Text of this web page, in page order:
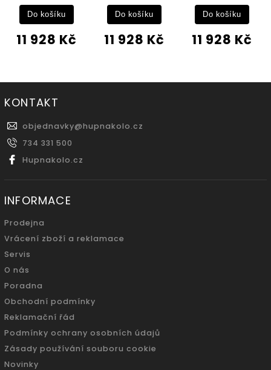
11 928 Kč
Do košíku
11 928 Kč
Do košíku
11 928 Kč
Do košíku
KONTAKT
objednavky@hupnakolo.cz
734 331 500
Hupnakolo.cz
INFORMACE
Prodejna
Vrácení zboží a reklamace
Servis
O nás
Poradna
Obchodní podmínky
Reklamační řád
Podmínky ochrany osobních údajů
Zásady používání souboru cookie
Novinky